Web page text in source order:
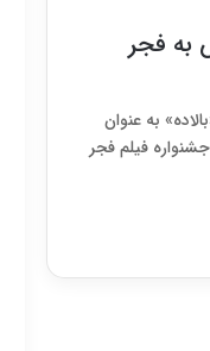
به فجر
به عنوان
فیلم فجر